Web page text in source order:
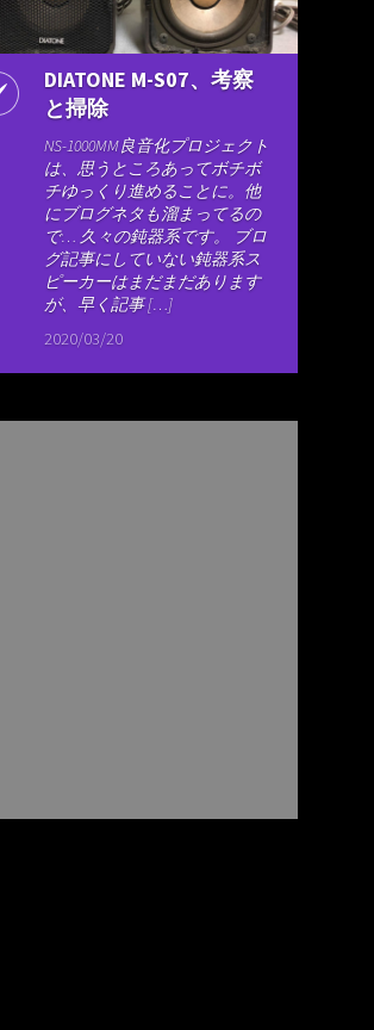
DIATONE M-S07、考察
と掃除
NS-1000MM良音化プロジェクト
は、思うところあってボチボ
チゆっくり進めることに。他
にブログネタも溜まってるの
で… 久々の鈍器系です。 ブロ
グ記事にしていない鈍器系ス
ピーカーはまだまだあります
が、早く記事 […]
2020/03/20